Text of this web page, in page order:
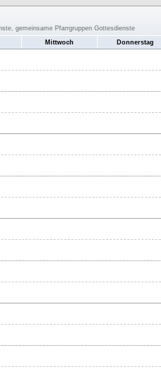
gemeinsame Pfarrgruppen Gottesdienste
Mittwoch Donnerstag